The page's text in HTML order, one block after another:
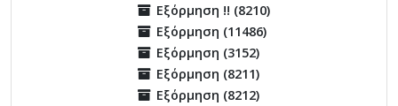
Εξόρμηση !! (8210)
Εξόρμηση (11486)
Εξόρμηση (3152)
Εξόρμηση (8211)
Εξόρμηση (8212)